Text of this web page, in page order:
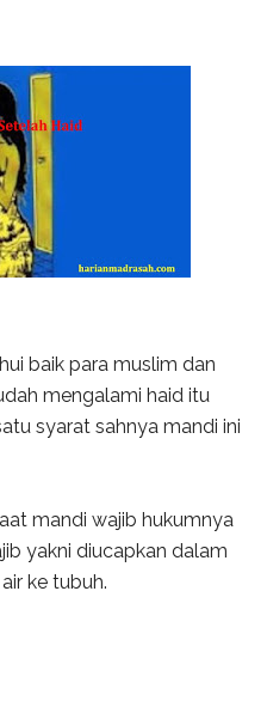
baik para muslim dan
mengalami haid itu
syarat sahnya mandi ini
mandi wajib hukumnya
yakni diucapkan dalam
ke tubuh.